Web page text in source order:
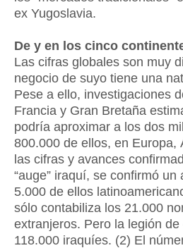
ex Yugoslavia.
De y en los cinco
Las cifras globales son muy
negocio de suyo tiene una
Pese a ello, investigaciones
Francia y Gran Bretaña
podría aproximar a los dos
800.000 de ellos, en
las cifras y avances
“auge” iraquí, se confirmó
5.000 de ellos
sólo contabiliza los 21.000
extranjeros. Pero la legión
118.000 iraquíes. (2) El